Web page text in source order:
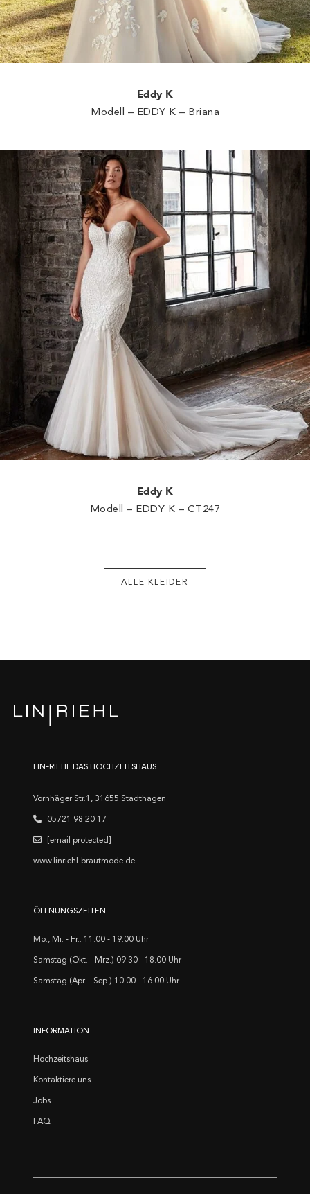
Eddy K
Modell – EDDY K – Briana
Eddy K
Modell – EDDY K – CT247
ALLE KLEIDER
LIN-RIEHL DAS HOCHZEITSHAUS
Vornhäger Str.1, 31655 Stadthagen
05721 98 20 17
[email protected]
www.linriehl-brautmode.de
ÖFFNUNGSZEITEN
Mo., Mi. - Fr.: 11.00 - 19.00 Uhr
Samstag (Okt. - Mrz.) 09.30 - 18.00 Uhr
Samstag (Apr. - Sep.) 10.00 - 16.00 Uhr
INFORMATION
Hochzeitshaus
Kontaktiere uns
Jobs
FAQ